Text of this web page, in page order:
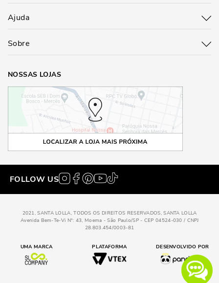
Ajuda
Sobre
NOSSAS LOJAS
FOLLOW US
2021, SANTA LOLLA, TODOS OS DIREITOS RESERVADOS, SANTA LOLLA
Avenida Bem-Te-Vi N°: 43, Moema - São Paulo/SP - CEP 04524-030 / CNPJ
28.803.454/0003-81
UMA MARCA PLATAFORMA DESENVOLVIDO POR